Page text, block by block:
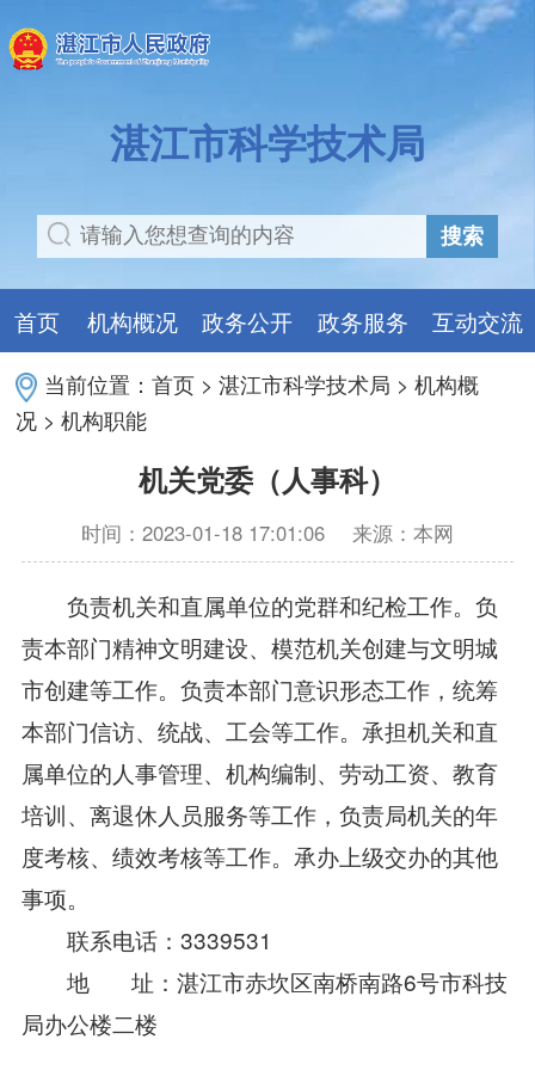
湛江市科学技术局
搜索
首页 机构概况 政务公开 政务服务 互动交流
当前位置：首页 >湛江市科学技术局 >机构概
况 >机构职能
机关党委（人事科）
时间：2023-01-18 17:01:06 来源：本网
负责机关和直属单位的党群和纪检工作。负
责本部门精神文明建设、模范机关创建与文明城
市创建等工作。负责本部门意识形态工作，统筹
本部门信访、统战、工会等工作。承担机关和直
属单位的人事管理、机构编制、劳动工资、教育
培训、离退休人员服务等工作，负责局机关的年
度考核、绩效考核等工作。承办上级交办的其他
事项。
联系电话：3339531
地 址：湛江市赤坎区南桥南路6号市科技
局办公楼二楼